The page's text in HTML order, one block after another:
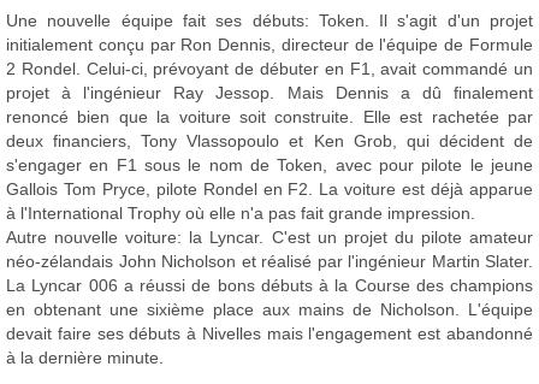
Une nouvelle équipe fait ses débuts: Token. Il s'agit d'un projet
initialement conçu par Ron Dennis, directeur de l'équipe de Formule
2 Rondel. Celui-ci, prévoyant de débuter en F1, avait commandé un
projet à l'ingénieur Ray Jessop. Mais Dennis a dû finalement
renoncé bien que la voiture soit construite. Elle est rachetée par
deux financiers, Tony Vlassopoulo et Ken Grob, qui décident de
s'engager en F1 sous le nom de Token, avec pour pilote le jeune
Gallois Tom Pryce, pilote Rondel en F2. La voiture est déjà apparue
à l'International Trophy où elle n'a pas fait grande impression.
Autre nouvelle voiture: la Lyncar. C'est un projet du pilote amateur
néo-zélandais John Nicholson et réalisé par l'ingénieur Martin Slater.
La Lyncar 006 a réussi de bons débuts à la Course des champions
en obtenant une sixième place aux mains de Nicholson. L'équipe
devait faire ses débuts à Nivelles mais l'engagement est abandonné
à la dernière minute.